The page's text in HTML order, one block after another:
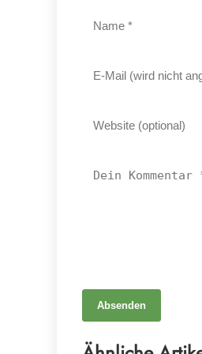
Absenden
19. April 2026
Protest für die